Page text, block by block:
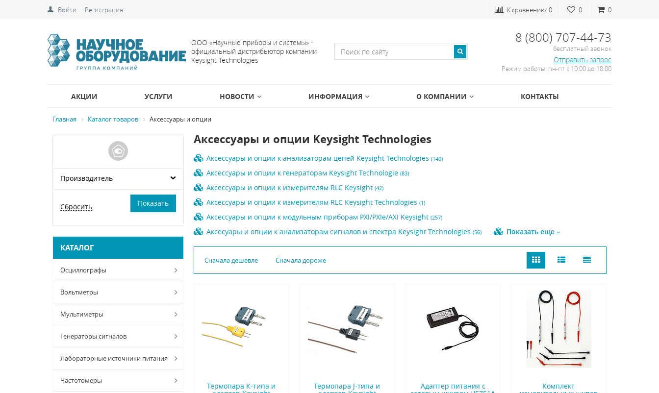
Войти Регистрация 0
0
К сравнению: 0
ООО «Научные приборы и системы» -
официальный дистрибьютор компании
Keysight Technologies
8 (800) 707-44-73
бесплатный звонок
Отправить запрос
Режим работы: пн-пт с 10:00 до 18:00
АКЦИИ УСЛУГИ НОВОСТИ ИНФОРМАЦИЯ О КОМПАНИИ КОНТАКТЫ
Главная Каталог товаров Аксессуары и опции
Производитель
КАТАЛОГ
Осциллографы
Вольтметры
Мультиметры
Генераторы сигналов
Лабораторные источники питания
Частотомеры
Аксессуары и опции Keysight Technologies
Аксессуары и опции к анализаторам цепей Keysight Technologies (140)
Аксессуары и опции к генераторам Keysight Technologie (83)
Аксессуары и опции к измерителям RLC Keysight (42)
Аксессуары и опции к измерителям RLC Keysight Technologies (1)
Аксессуары и опции к модульным приборам PXI/PXIe/AXI Keysight (257)
Аксесуары и опции к анализаторам сигналов и спектра Keysight Technologies (56) Показать еще
Сначала дешевле Сначала дороже
Термопара К-типа и Термопара J-типа и Адаптер питания с Комплект